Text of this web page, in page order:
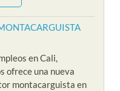
en Cali,
ofrece una nueva
montacarguista en